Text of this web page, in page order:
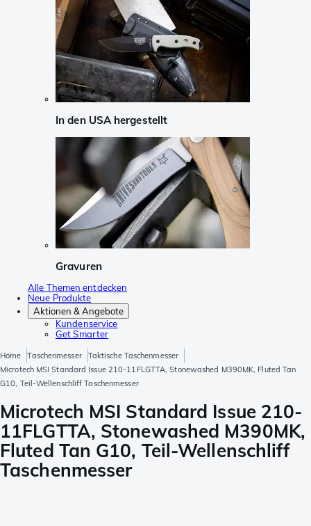
In den USA hergestellt
Gravuren
Alle Themen entdecken
Neue Produkte
Aktionen & Angebote
Kundenservice
Get Smarter
Home Taschenmesser
Taktische Taschenmesser
Microtech MSI Standard Issue 210-11FLGTTA, Stonewashed M390MK, Fluted Tan
G10, Teil-Wellenschliff Taschenmesser
Microtech MSI Standard Issue 210-
11FLGTTA, Stonewashed M390MK,
Fluted Tan G10, Teil-Wellenschliff
Taschenmesser